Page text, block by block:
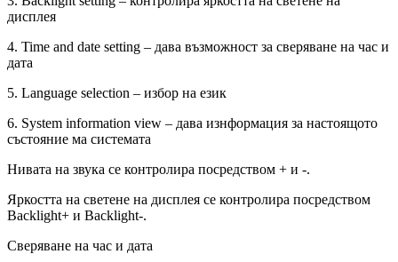
дисплея
4. Time and date setting – дава възможност за сверяване на час и
дата
5. Language selection – избор на език
6. System information view – дава изнформация за настоящото
състояние ма системата
Нивата на звука се контролира посредством + и -.
Яркостта на светене на дисплея се контролира посредством
Backlight+ и Backlight-.
Сверяване на час и дата